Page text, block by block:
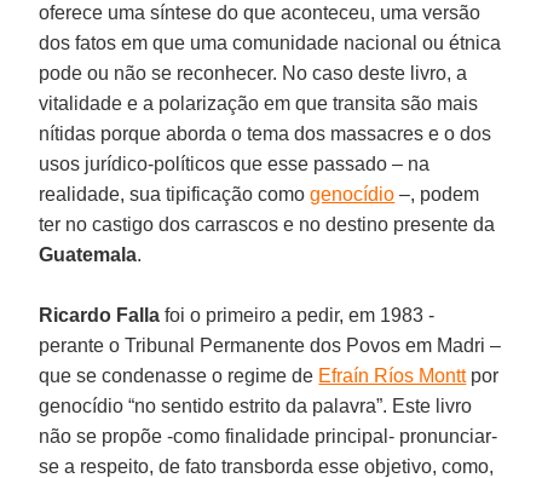
oferece uma síntese do que aconteceu, uma versão
dos fatos em que uma comunidade nacional ou étnica
pode ou não se reconhecer. No caso deste livro, a
vitalidade e a polarização em que transita são mais
nítidas porque aborda o tema dos massacres e o dos
usos jurídico-políticos que esse passado – na
realidade, sua tipificação comogenocídio –, podem
ter no castigo dos carrascos e no destino presente da
Guatemala.
Ricardo Falla foi o primeiro a pedir, em 1983 -
perante o Tribunal Permanente dos Povos em Madri –
que se condenasse o regime de Efraín Ríos Monttpor
genocídio “no sentido estrito da palavra”. Este livro
não se propõe -como finalidade principal- pronunciar-
se a respeito, de fato transborda esse objetivo, como,